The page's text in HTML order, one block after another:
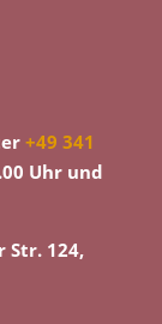
+49 341
Uhr und
Str. 124,